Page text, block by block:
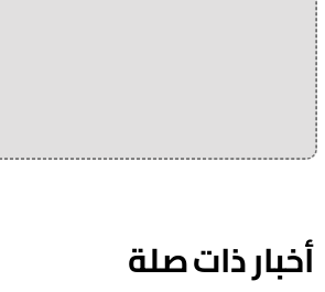
أخبار ذات صلة